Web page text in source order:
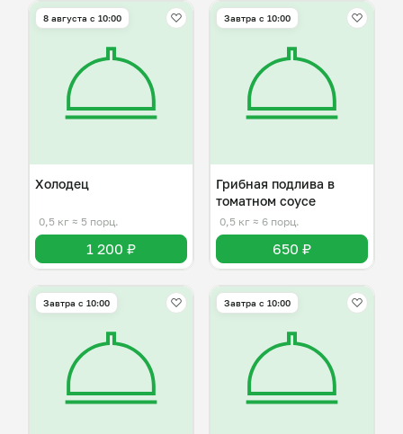
8 августа с 10:00
Холодец
0,5 кг ≈ 5 порц.
1 200 ₽
Завтра c 10:00
Грибная подлива в
томатном соусе
0,5 кг ≈ 6 порц.
650 ₽
Завтра c 10:00 Завтра c 10:00